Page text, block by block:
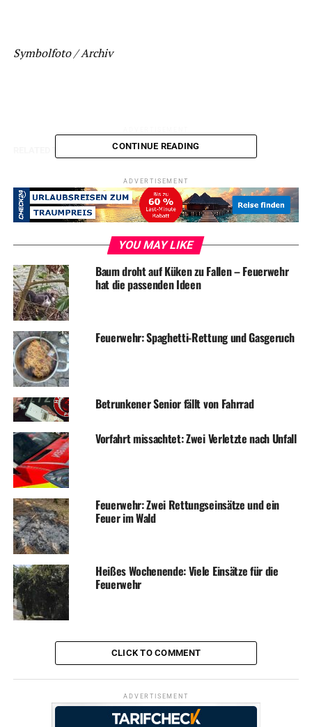
Symbolfoto / Archiv
BLAULICHT EINBRUCH
Erlebniskarte soll Seen touristisch vermarkten
DON'T MISS
Feueralarm in der Nacht: 1000 Strohballen brennen
CONTINUE READING
ADVERTISEMENT
YOU MAY LIKE
Baum droht auf Küken zu Fallen – Feuerwehr
hat die passenden Ideen
Feuerwehr: Spaghetti-Rettung und Gasgeruch
Betrunkener Senior fällt von Fahrrad
Vorfahrt missachtet: Zwei Verletzte nach Unfall
Feuerwehr: Zwei Rettungseinsätze und ein
Feuer im Wald
Heißes Wochenende: Viele Einsätze für die
Feuerwehr
CLICK TO COMMENT
ADVERTISEMENT